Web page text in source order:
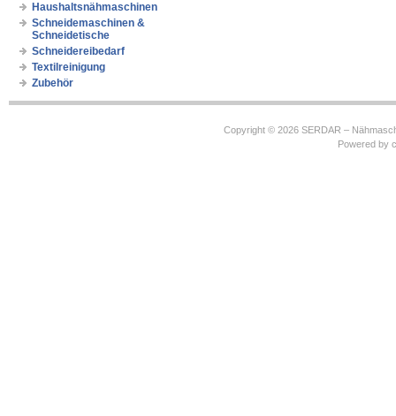
Haushaltsnähmaschinen
Schneidemaschinen &
Schneidetische
Schneidereibedarf
Textilreinigung
Zubehör
Copyright © 2026 SERDAR –
Powered by